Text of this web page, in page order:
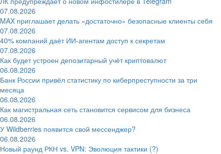
07.08.2026
MAX приглашает делать «достаточно» безопасные клиенты себя
07.08.2026
40% компаний даёт ИИ‑агентам доступ к секретам
07.08.2026
Как будет устроен депозитарный учёт криптовалют
06.08.2026
Банк России привёл статистику по киберпреступности за три
месяца
06.08.2026
Как магистральная сеть становится сервисом для бизнеса
06.08.2026
У Wildberries появится свой мессенджер?
06.08.2026
Новый раунд РКН vs. VPN: Эволюция тактики (?)